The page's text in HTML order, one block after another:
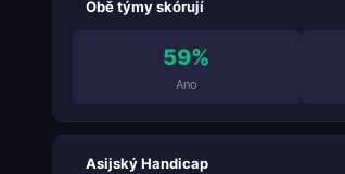
Obě týmy skórují
59%
Ano
Asijský Handicap